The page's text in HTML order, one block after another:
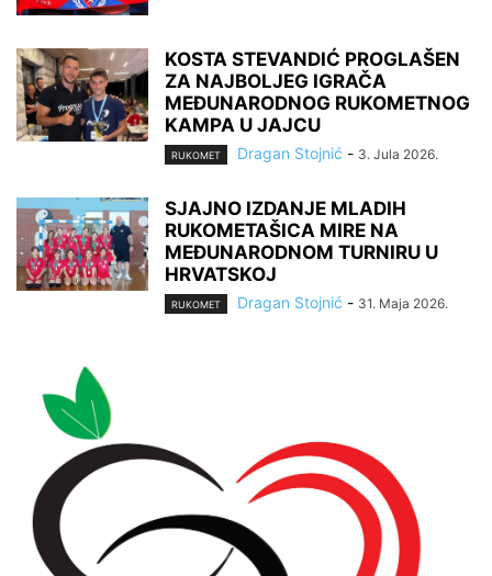
KOSTA STEVANDIĆ PROGLAŠEN
ZA NAJBOLJEG IGRAČA
MEĐUNARODNOG RUKOMETNOG
KAMPA U JAJCU
RUKOMET Dragan Stojnić - 3. Jula 2026.
SJAJNO IZDANJE MLADIH
RUKOMETAŠICA MIRE NA
MEĐUNARODNOM TURNIRU U
HRVATSKOJ
RUKOMET Dragan Stojnić - 31. Maja 2026.